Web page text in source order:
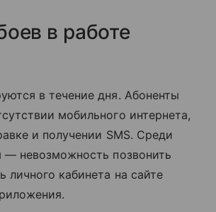
в работе
в течение дня. Абоненты
мобильного интернета,
и получении SMS. Среди
— невозможность позвонить
личного кабинета на сайте